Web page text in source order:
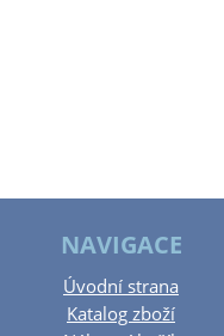
NAVIGACE
Úvodní strana
Katalog zboží